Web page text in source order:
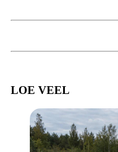
LOE VEEL